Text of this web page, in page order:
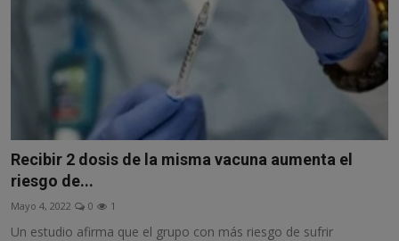
Recibir 2 dosis de la misma vacuna aumenta el
riesgo de...
Mayo 4, 2022 0 1
Un estudio afirma que el grupo con más riesgo de sufrir